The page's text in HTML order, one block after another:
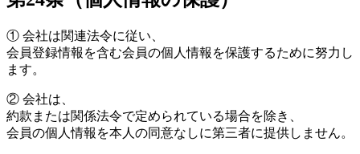
① 会社は関連法令に従い、
会員登録情報を含む会員の個人情報を保護するために努力し
ます。
② 会社は、
約款または関係法令で定められている場合を除き、
会員の個人情報を本人の同意なしに第三者に提供しません。